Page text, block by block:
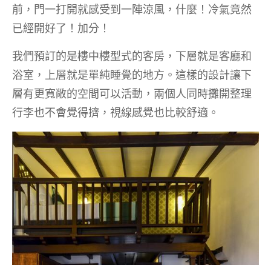
前，門一打開就感受到一陣涼風，什麼！冷氣竟然
已經開好了！加分！
我們預訂的是樓中樓型式的客房，下層就是客廳和
浴室，上層就是單純睡覺的地方。這樣的設計讓下
層有更寬敞的空間可以活動，兩個人同時攤開整理
行李也不會覺得擠，視線感覺也比較舒適。